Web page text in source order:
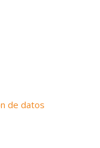
de datos